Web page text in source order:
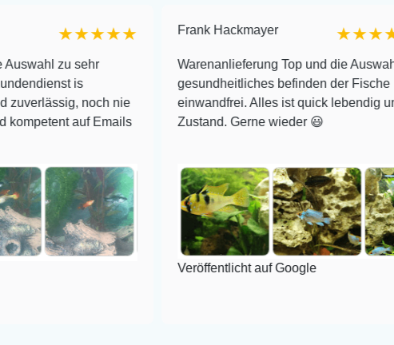
★★★★★
sehr
is
noch nie
auf Emails
Frank Hackmayer ★★★★
Warenanlieferung Top und die Auswahl plus
gesundheitliches befinden der Fische
einwandfrei. Alles ist quick lebendig und im super
Zustand. Gerne wieder 😃
Veröffentlicht auf Google